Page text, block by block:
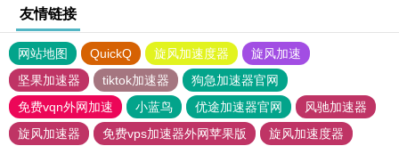
友情链接
网站地图 QuickQ 旋风加速度器
旋风加速
坚果加速器
tiktok加速器
狗急加速器官网
免费vqn外网加速
小蓝鸟 优途加速器官网
风驰加速器
旋风加速器
免费vps加速器外网苹果版
旋风加速度器